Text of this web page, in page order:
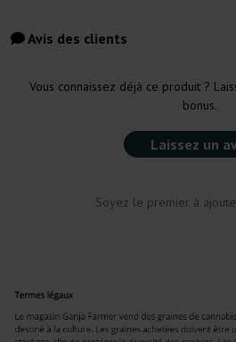
Avis des clients
Vous connaissez déjà ce produit ?
bonus.
Laissez un
Soyez le premier à